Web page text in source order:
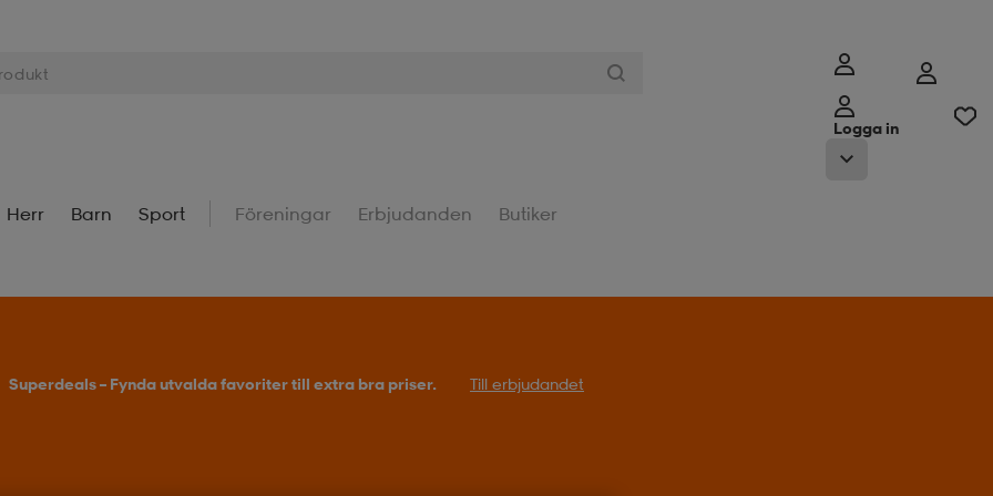
Logga in
Herr Barn Sport Föreningar Erbjudanden Butiker
Superdeals – Fynda utvalda favoriter till extra bra priser. Till erbjudandet